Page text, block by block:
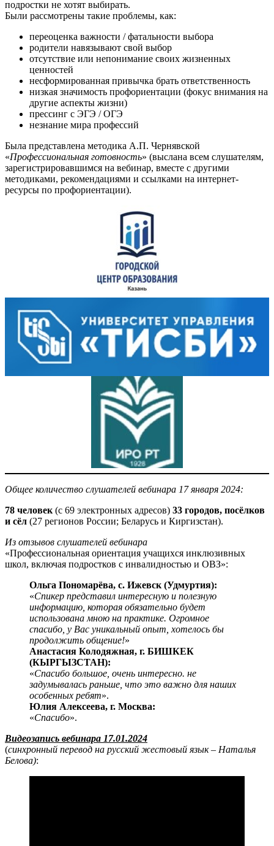
подростки не хотят выбирать.
Были рассмотрены такие проблемы, как:
переоценка важности / фатальности выбора
родители навязывают свой выбор
отсутствие или непонимание своих жизненных
ценностей
несформированная привычка брать ответственность
низкая значимость профориентации (фокус внимания на
другие аспекты жизни)
прессинг с ЭГЭ / ОГЭ
незнание мира профессий
Была представлена методика А.П. Чернявской
«Профессиональная готовность» (выслана всем слушателям,
зарегистрировавшимся на вебинар, вместе с другими
методиками, рекомендациями и ссылками на интернет-
ресурсы по профориентации).
Общее количество слушателей вебинара 17 января 2024:
78 человек (с 69 электронных адресов) 33 городов, посёлков
и сёл (27 регионов России; Беларусь и Киргизстан).
Из отзывов слушателей вебинара
«Профессиональная ориентация учащихся инклюзивных
школ, включая подростков с инвалидностью и ОВЗ»:
Ольга Пономарёва, с. Ижевск (Удмуртия):
«Спикер представил интересную и полезную
информацию, которая обязательно будет
использована мною на практике. Огромное
спасибо, у Вас уникальный опыт, хотелось бы
продолжить общение!»
Анастасия Колодяжная, г. БИШКЕК
(КЫРГЫЗСТАН):
«Спасибо большое, очень интересно. не
задумывалась раньше, что это важно для наших
особенных ребят».
Юлия Алексеева, г. Москва:
«Спасибо».
Видеозапись вебинара 17.01.2024
(синхронный перевод на русский жестовый язык – Наталья
Белова):